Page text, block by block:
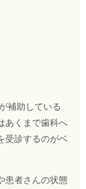
補助している
あくまで歯科へ
受診するのがベ
患者さんの状態